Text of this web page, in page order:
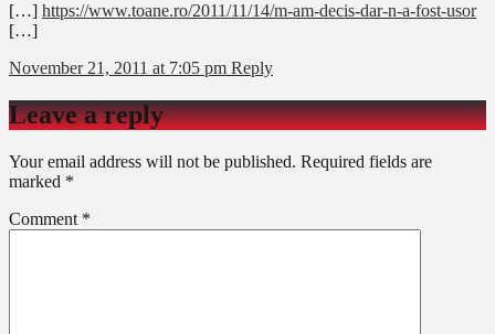
[…] https://www.toane.ro/2011/11/14/m-am-decis-dar-n-a-fost-usor
[…]
November 21, 2011 at 7:05 pm Reply
Leave a reply
Your email address will not be published. Required fields are
marked *
Comment *